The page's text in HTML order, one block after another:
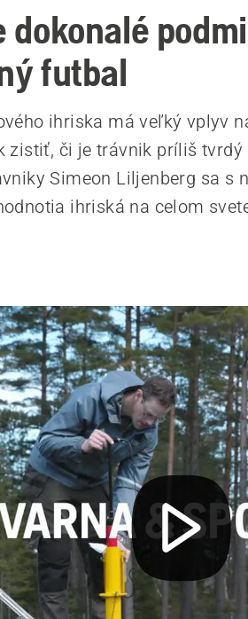
dokonalé
futbal
ihriska má veľký vplyv
zistiť, či je trávnik príliš
Simeon Liljenberg sa s
ihriská na celom